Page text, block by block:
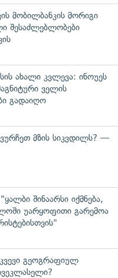
მობილბანკის მორიგი
შესაძლებლობები
ახალი კვლევა: ინოუეს
ველის
გადაიღო
მზის სიკვდილს? —
შინაარსი იქმნება,
უარყოფითი გარემოა
გეოგრაფიულ